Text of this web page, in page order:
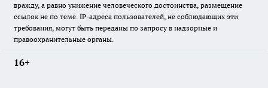
вражду, а равно унижение человеческого достоинства, размещение
ссылок не по теме. IP-адреса пользователей, не соблюдающих эти
требования, могут быть переданы по запросу в надзорные и
правоохранительные органы.
16+